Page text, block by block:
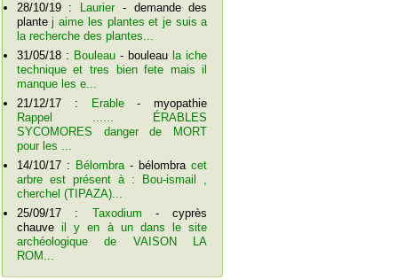
28/10/19 :
Laurier- demande des
plantej aime les plantes et je suis a
la recherche des plantes...
31/05/18 : Bouleau- bouleau la iche
technique et tres bien fete mais il
manque les e...
21/12/17 :
Erable- myopathie
Rappel ...... ÉRABLES
SYCOMORES danger de MORT
pour les ...
14/10/17 : Bélombra- bélombracet
arbre est présent à : Bou-ismail ,
cherchel (TIPAZA)...
25/09/17 : Taxodium - cyprès
chauve il y en à un dans le site
archéologique de VAISON LA
ROM...